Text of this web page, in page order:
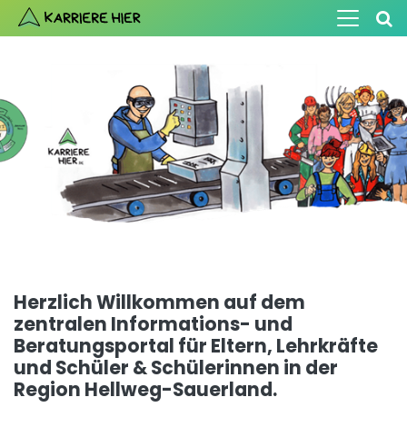
Herzlich Willkommen auf dem
zentralen Informations- und
Beratungsportal für Eltern, Lehrkräfte
und Schüler & Schülerinnen in der
Region Hellweg-Sauerland.